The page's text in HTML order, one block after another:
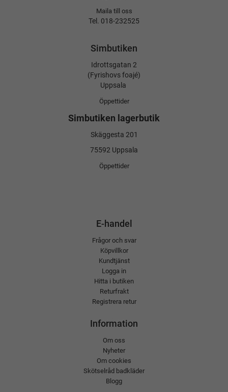
Maila till oss
Tel. 018-232525
Simbutiken
Idrottsgatan 2
(Fyrishovs foajé)
Uppsala
Öppettider
Simbutiken lagerbutik
Skäggesta 201
75592 Uppsala
Öppettider
E-handel
Frågor och svar
Köpvillkor
Kundtjänst
Logga in
Hitta i butiken
Returfrakt
Registrera retur
Information
Om oss
Nyheter
Om cookies
Skötselråd badkläder
Blogg